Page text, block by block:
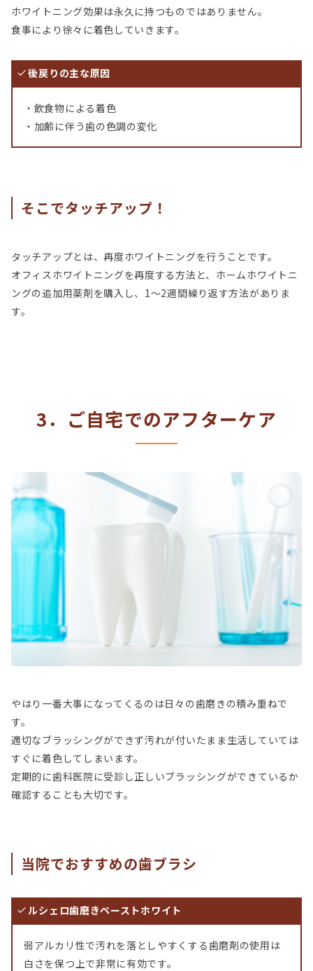
ホワイトニング効果は永久に持つものではありません。
食事により徐々に着色していきます。
後戻りの主な原因
・飲食物による着色
・加齢に伴う歯の色調の変化
そこでタッチアップ！
タッチアップとは、再度ホワイトニングを行うことです。
オフィスホワイトニングを再度する方法と、ホームホワイトニ
ングの追加用薬剤を購入し、1～2週間繰り返す方法がありま
す。
3．ご自宅でのアフターケア
やはり一番大事になってくるのは日々の歯磨きの積み重ねで
す。
適切なブラッシングができず汚れが付いたまま生活していては
すぐに着色してしまいます。
定期的に歯科医院に受診し正しいブラッシングができているか
確認することも大切です。
当院でおすすめの歯ブラシ
ルシェロ歯磨きペーストホワイト
弱アルカリ性で汚れを落としやすくする歯磨剤の使用は
白さを保つ上で非常に有効です。